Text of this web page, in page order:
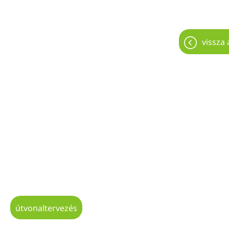
útvonaltervezés
vissza